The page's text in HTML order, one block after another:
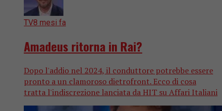
TV8 mesi fa
Amadeus ritorna in Rai?
Dopo l'addio nel 2024, il conduttore potrebbe essere
pronto a un clamoroso dietrofront. Ecco di cosa
tratta l'indiscrezione lanciata da HIT su Affari Italiani